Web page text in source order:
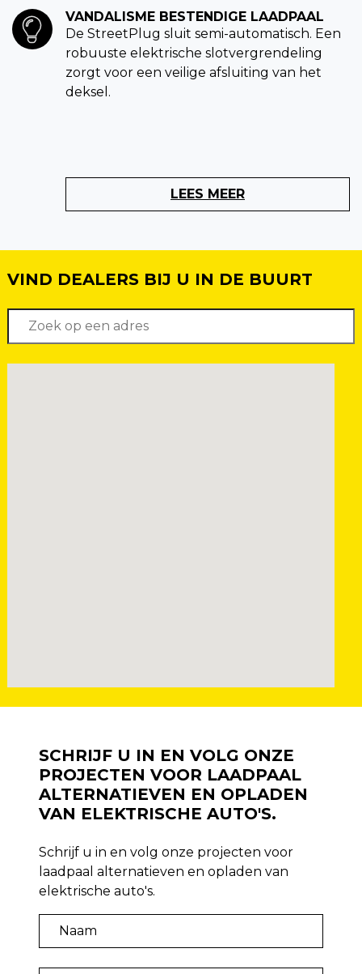
VANDALISME BESTENDIGE LAADPAAL
De StreetPlug sluit semi-automatisch. Een
robuuste elektrische slotvergrendeling
zorgt voor een veilige afsluiting van het
deksel.
LEES MEER
VIND DEALERS BIJ U IN DE BUURT
SCHRIJF U IN EN VOLG ONZE
PROJECTEN VOOR LAADPAAL
ALTERNATIEVEN EN OPLADEN
VAN ELEKTRISCHE AUTO'S.
Schrijf u in en volg onze projecten voor
laadpaal alternatieven en opladen van
elektrische auto's.